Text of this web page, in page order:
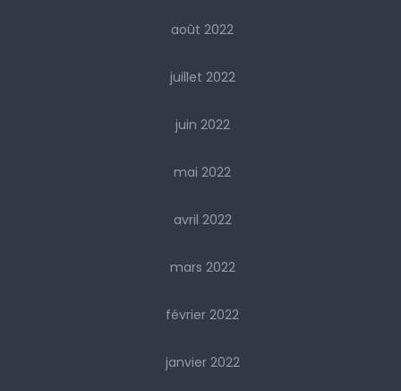
août 2022
juillet 2022
juin 2022
mai 2022
avril 2022
mars 2022
février 2022
janvier 2022